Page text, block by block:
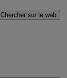
Chercher sur le web